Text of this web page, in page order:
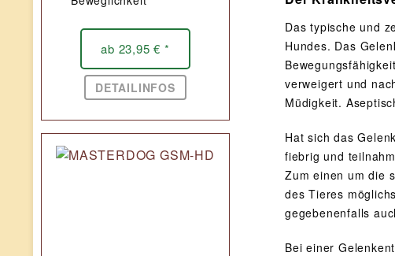
ab 23,95 € *
DETAILINFOS
Das typische und
Hundes. Das
verweigert und
Müdigkeit.
Hat sich das
fiebrig und
Zum einen um die
des Tieres
gegebenenfalls
Bei einer